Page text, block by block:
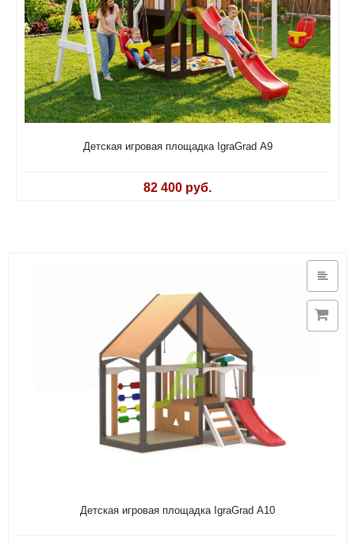
Детская игровая площадка IgraGrad А9
82 400 руб.
Детская игровая площадка IgraGrad А10